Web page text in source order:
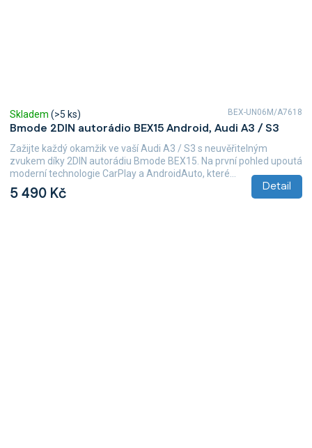
Bmode 2DIN autorádio BEX15 Android, Audi A3 / S3
Skladem (>5 ks)
5 490 Kč Detail
Zažijte každý okamžik ve vaší Audi A3 / S3 s neuvěřitelným
zvukem díky 2DIN autorádiu Bmode BEX15. Na první pohled upoutá
moderní technologie CarPlay a AndroidAuto, které...
BEX-UN06M/A7618